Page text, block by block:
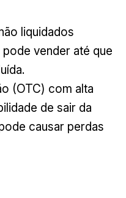
liquidados
vender até que
(OTC) com alta
de sair da
causar perdas